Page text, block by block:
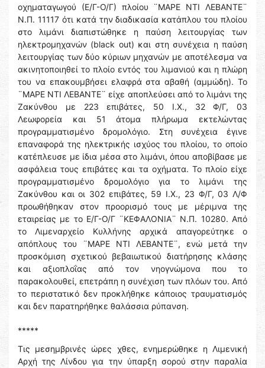
οχηματαγωγού (Ε/Γ-Ο/Γ) πλοίου ¨ΜΑΡΕ ΝΤΙ ΛΕΒΑΝΤΕ¨
Ν.Π. 11117 ότι κατά την διαδικασία κατάπλου του πλοίου
στο λιμάνι διαπιστώθηκε η παύση λειτουργίας των
ηλεκτρομηχανών (black out) και στη συνέχεια η παύση
λειτουργίας των δύο κύριων μηχανών με αποτέλεσμα να
ακινητοποιηθεί το πλοίο εντός του λιμανιού και η πλώρη
του να επακουμβήσει ελαφρά στα αβαθή (αμμώδη). Το
¨ΜΑΡΕ ΝΤΙ ΛΕΒΑΝΤΕ¨ είχε αποπλεύσει από το λιμάνι της
Ζακύνθου με 223 επιβάτες, 50 Ι.Χ., 32 Φ/Γ, 03
Λεωφορεία και 51 άτομα πλήρωμα εκτελώντας
προγραμματισμένο δρομολόγιο. Στη συνέχεια έγινε
επαναφορά της ηλεκτρικής ισχύος του πλοίου, το οποίο
κατέπλευσε με ίδια μέσα στο λιμάνι, όπου αποβίβασε με
ασφάλεια τους επιβάτες και τα οχήματα. Το πλοίο είχε
προγραμματισμένο δρομολόγιο για το λιμάνι της
Ζακύνθου και οι 302 επιβάτες, 59 Ι.Χ., 23 Φ/Γ, 03 Λ/Φ
προωθήθηκαν στον προορισμό τους με μέριμνα της
εταιρείας με το Ε/Γ-Ο/Γ ¨ΚΕΦΑΛΟΝΙΑ¨ Ν.Π. 10280. Από
το Λιμεναρχείο Κυλλήνης αρχικά απαγορεύτηκε ο
απόπλους του ¨ΜΑΡΕ ΝΤΙ ΛΕΒΑΝΤΕ¨, ενώ μετά την
προσκόμιση σχετικού βεβαιωτικού διατήρησης κλάσης
και αξιοπλοΐας από τον νηογνώμονα που το
παρακολουθεί, επετράπη η συνέχιση των πλόων του. Από
το περιστατικό δεν προκλήθηκε κάποιος τραυματισμός
και δεν παρατηρήθηκε θαλάσσια ρύπανση.
*****
Τις μεσημβρινές ώρες χθες, ενημερώθηκε η Λιμενική
Αρχή της Λίνδου για την ύπαρξη σορού στην παραλία